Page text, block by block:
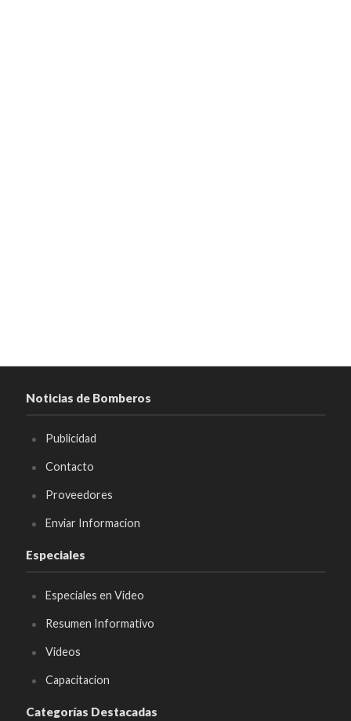
Noticias de Bomberos
Publicidad
Contacto
Proveedores
Enviar Informacion
Especiales
Especiales en Video
Resumen Informativo
Videos
Capacitacion
Categorías Destacadas